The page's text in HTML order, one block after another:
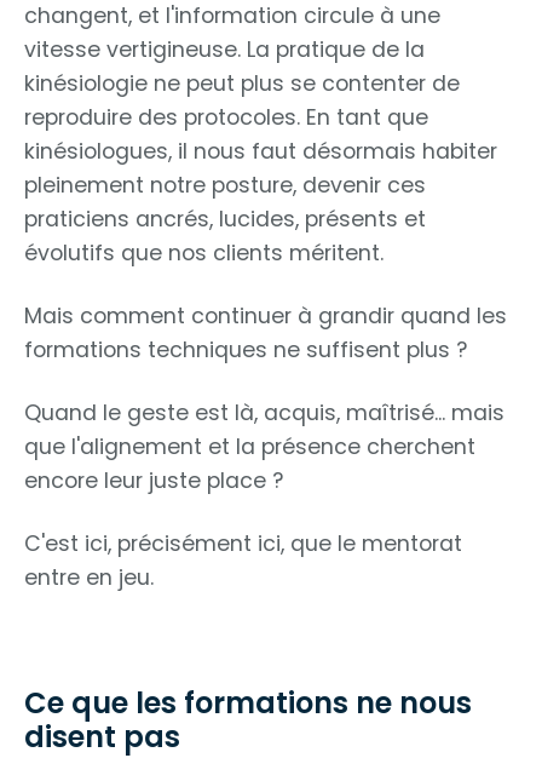
changent, et l'information circule à une
vitesse vertigineuse. La pratique de la
kinésiologie ne peut plus se contenter de
reproduire des protocoles. En tant que
kinésiologues, il nous faut désormais habiter
pleinement notre posture, devenir ces
praticiens ancrés, lucides, présents et
évolutifs que nos clients méritent.
Mais comment continuer à grandir quand les
formations techniques ne suffisent plus ?
Quand le geste est là, acquis, maîtrisé... mais
que l'alignement et la présence cherchent
encore leur juste place ?
C'est ici, précisément ici, que le mentorat
entre en jeu.
Ce que les formations ne nous
disent pas